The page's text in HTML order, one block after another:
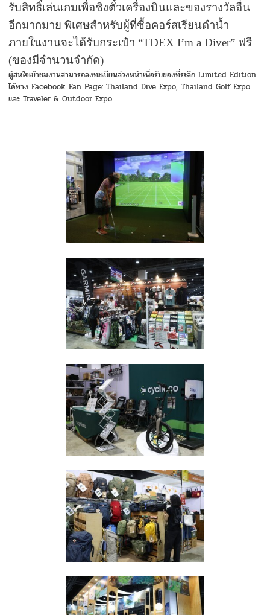
รับสิทธิ์เล่นเกมเพื่อชิงตั๋วเครื่องบินและของรางวัลอื่น
อีกมากมาย พิเศษสำหรับผู้ที่ซื้อคอร์สเรียนดำน้ำ
ภายในงานจะได้รับกระเป๋า “TDEX I’m a Diver” ฟรี
(ของมีจำนวนจำกัด)
ผู้สนใจเข้าชมงานสามารถลงทะเบียนล่วงหน้าเพื่อรับของที่ระลึก Limited Edition
ได้ทาง Facebook Fan Page: Thailand Dive Expo, Thailand Golf Expo
และ Traveler & Outdoor Expo